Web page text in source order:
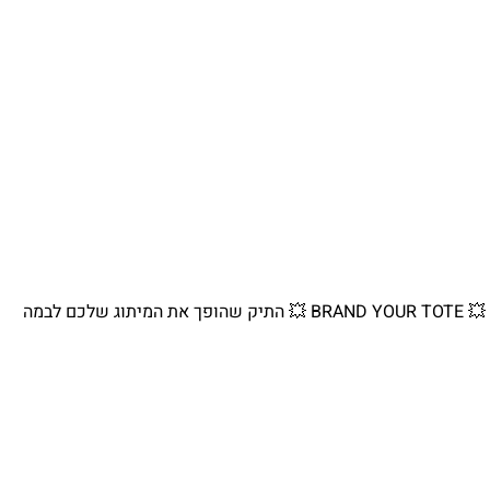
💥 BRAND YOUR TOTE 💥 התיק שהופך את המיתוג שלכם לבמה